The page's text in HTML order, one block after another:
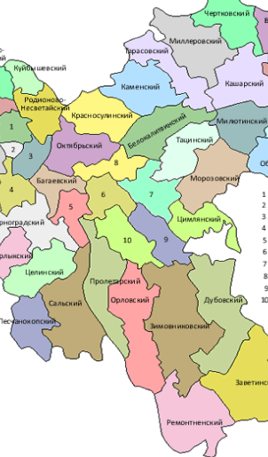
Желчь медведя настойкаКупить
тут(нажать)
применяется при диабете, болезнях печени,
гастрите, язвах, желчном рефлюксе, различных
болезни обмена веществ, облысении, панкреатите,
остеохондрозе, радикулите, подагре, ревматизме,
простатите
Купить настойку медвежьей желчи